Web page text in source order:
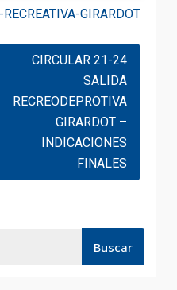
GIRARDOT
CIRCULAR 21-24
SALIDA
RECREODEPROTIVA
GIRARDOT –
INDICACIONES
FINALES